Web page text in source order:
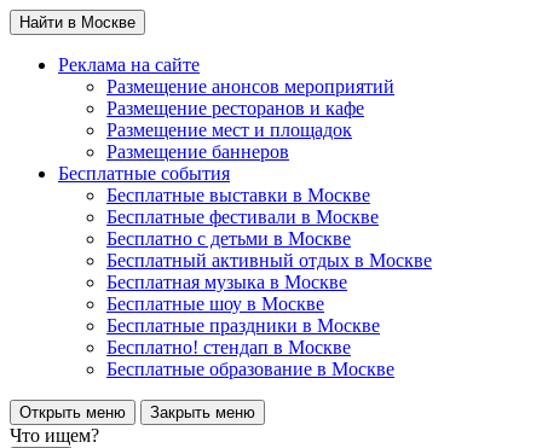
Найти в Москве
Реклама на сайте
Размещение анонсов мероприятий
Размещение ресторанов и кафе
Размещение мест и площадок
Размещение баннеров
Бесплатные события
Бесплатные выставки в Москве
Бесплатные фестивали в Москве
Бесплатно с детьми в Москве
Бесплатный активный отдых в Москве
Бесплатная музыка в Москве
Бесплатные шоу в Москве
Бесплатные праздники в Москве
Бесплатно! стендап в Москве
Бесплатные образование в Москве
Открыть меню Закрыть меню
Что ищем?